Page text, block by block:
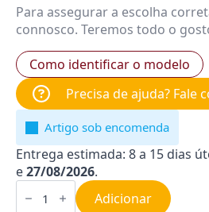
Para assegurar a escolha
connosco. Teremos todo o
Como identificar o modelo
Precisa de ajuda? Fale
Artigo sob encomenda
Entrega estimada: 8 a 15 dias
e27/08/2026.
Quantidade
de Adicionar